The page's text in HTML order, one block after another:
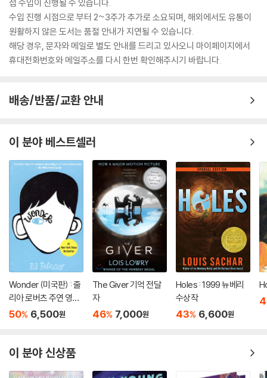
접 수입이 진행될 수 있습니다.
수입 진행 시점으로 부터 2~3주가 추가로 소요되며, 해외에서도 유통이
원활하지 않은 도서는 품절 안내가 지연될 수 있습니다.
해당 경우, 문자와 메일로 별도 안내를 드리고 있사오니 마이페이지에서
휴대전화번호와 메일주소를 다시 한번 확인해주시기 바랍니다.
배송/반품/교환 안내
이 분야 베스트셀러
Wonder (미국판) : 줄
리아 로버츠 주연 영화
'원더' 원작 소설
50% 6,500원
The Giver 기억 전달
자
46% 7,000원
Holes : 1999 뉴베리
수상작
43% 6,600원
이 분야 신상품